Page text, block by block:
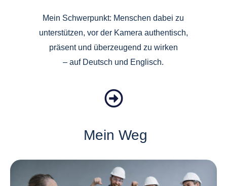
Mein Schwerpunkt: Menschen dabei zu
unterstützen, vor der Kamera authentisch,
präsent und überzeugend zu wirken
– auf Deutsch und Englisch.
Mein Weg